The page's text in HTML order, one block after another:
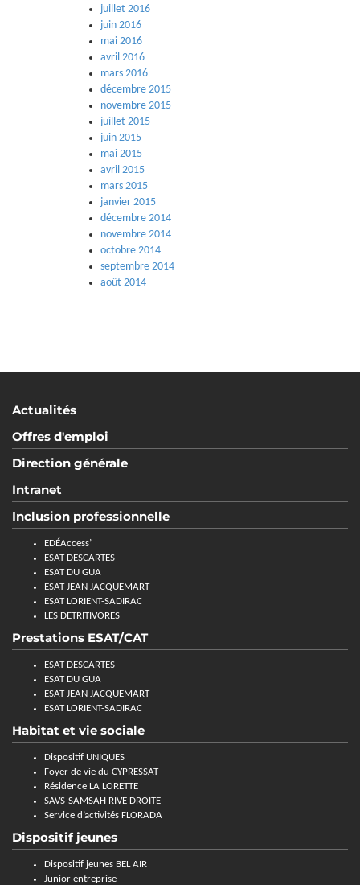
juillet 2016
juin 2016
mai 2016
avril 2016
mars 2016
décembre 2015
novembre 2015
juillet 2015
juin 2015
mai 2015
avril 2015
mars 2015
janvier 2015
décembre 2014
novembre 2014
octobre 2014
septembre 2014
août 2014
Actualités
Offres d'emploi
Direction générale
Intranet
Inclusion professionnelle
EDÉAccess’
ESAT DESCARTES
ESAT DU GUA
ESAT JEAN JACQUEMART
ESAT LORIENT-SADIRAC
LES DETRITIVORES
Prestations ESAT/CAT
ESAT DESCARTES
ESAT DU GUA
ESAT JEAN JACQUEMART
ESAT LORIENT-SADIRAC
Habitat et vie sociale
Dispositif UNIQUES
Foyer de vie du CYPRESSAT
Résidence LA LORETTE
SAVS-SAMSAH RIVE DROITE
Service d’activités FLORADA
Dispositif jeunes
Dispositif jeunes BEL AIR
Junior entreprise